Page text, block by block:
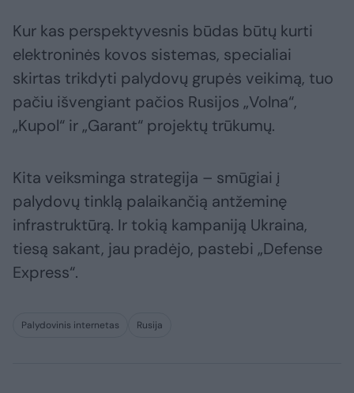
Kur kas perspektyvesnis būdas būtų kurti
elektroninės kovos sistemas, specialiai
skirtas trikdyti palydovų grupės veikimą, tuo
pačiu išvengiant pačios Rusijos „Volna“,
„Kupol“ ir „Garant“ projektų trūkumų.
Kita veiksminga strategija – smūgiai į
palydovų tinklą palaikančią antžeminę
infrastruktūrą. Ir tokią kampaniją Ukraina,
tiesą sakant, jau pradėjo, pastebi „Defense
Express“.
Palydovinis internetas Rusija